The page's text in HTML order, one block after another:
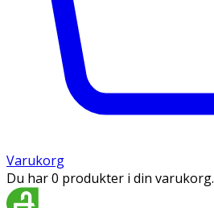
Varukorg
Du har 0 produkter i din varukorg.